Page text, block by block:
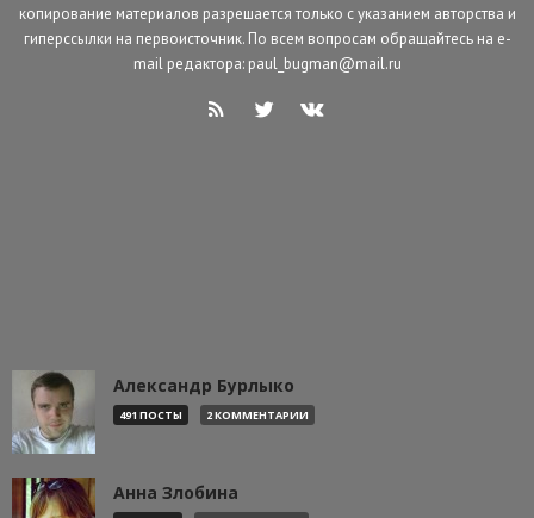
копирование материалов разрешается только с указанием авторства и
гиперссылки на первоисточник. По всем вопросам обращайтесь на e-
mail редактора: paul_bugman@mail.ru
Александр Бурлыко
491 ПОСТЫ 2 КОММЕНТАРИИ
Анна Злобина